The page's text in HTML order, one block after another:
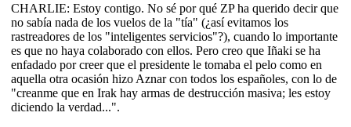
CHARLIE: Estoy contigo. No sé por qué ZP ha querido decir que
no sabía nada de los vuelos de la "tía" (¿así evitamos los
rastreadores de los "inteligentes servicios"?), cuando lo importante
es que no haya colaborado con ellos. Pero creo que Iñaki se ha
enfadado por creer que el presidente le tomaba el pelo como en
aquella otra ocasión hizo Aznar con todos los españoles, con lo de
"creanme que en Irak hay armas de destrucción masiva; les estoy
diciendo la verdad...".